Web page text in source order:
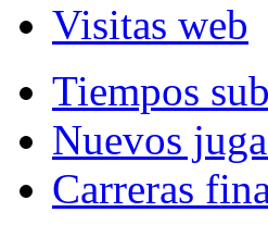
Visitas web
Tiempos
Nuevos
Carreras